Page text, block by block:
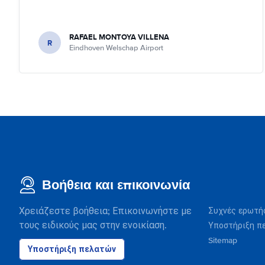
R RAFAEL MONTOYA VILLENA
Eindhoven Welschap Airport
Βοήθεια και επικοινωνία
Χρειάζεστε βοήθεια; Επικοινωνήστε με
τους ειδικούς μας στην ενοικίαση.
Υποστήριξη πελατών
Συχνές
Υποστήριξη
Sitemap